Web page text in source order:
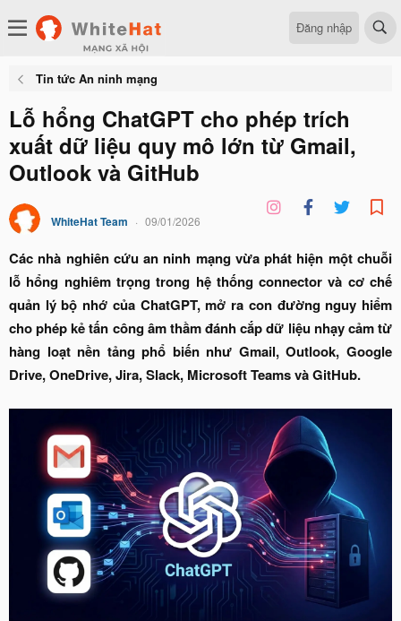
Đăng nhập
Tin tức An ninh mạng
Lỗ hổng ChatGPT cho phép trích
xuất dữ liệu quy mô lớn từ Gmail,
Outlook và GitHub
WhiteHat Team 09/01/2026
Các nhà nghiên cứu an ninh mạng vừa phát hiện một chuỗi
lỗ hổng nghiêm trọng trong hệ thống connector và cơ chế
quản lý bộ nhớ của ChatGPT, mở ra con đường nguy hiểm
cho phép kẻ tấn công âm thầm đánh cắp dữ liệu nhạy cảm từ
hàng loạt nền tảng phổ biến như Gmail, Outlook, Google
Drive, OneDrive, Jira, Slack, Microsoft Teams và GitHub.